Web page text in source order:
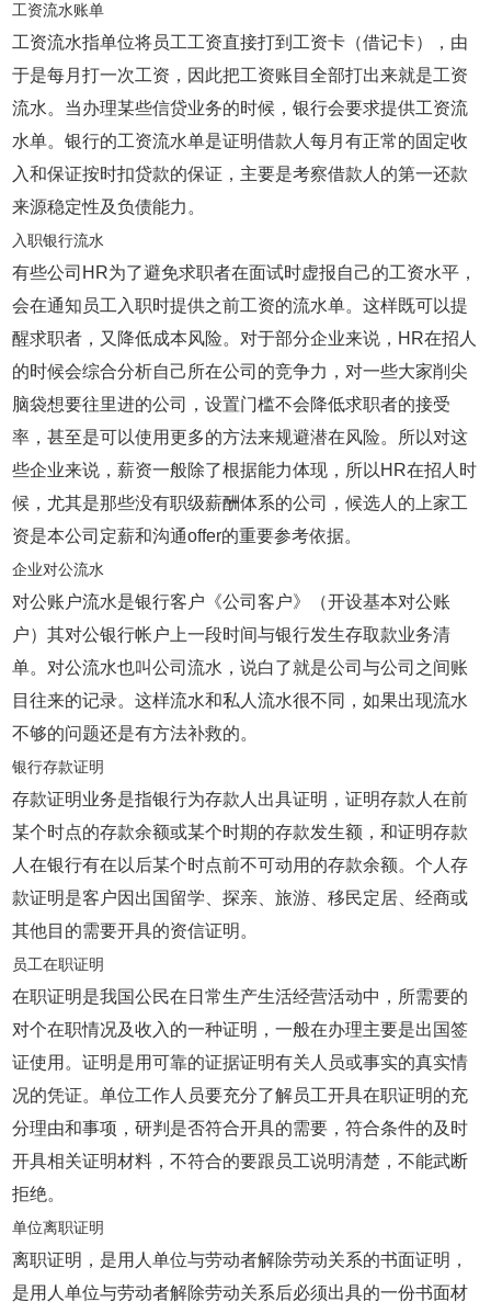
工资流水账单
工资流水指单位将员工工资直接打到工资卡（借记卡），由
于是每月打一次工资，因此把工资账目全部打出来就是工资
流水。当办理某些信贷业务的时候，银行会要求提供工资流
水单。银行的工资流水单是证明借款人每月有正常的固定收
入和保证按时扣贷款的保证，主要是考察借款人的第一还款
来源稳定性及负债能力。
入职银行流水
有些公司HR为了避免求职者在面试时虚报自己的工资水平，
会在通知员工入职时提供之前工资的流水单。这样既可以提
醒求职者，又降低成本风险。对于部分企业来说，HR在招人
的时候会综合分析自己所在公司的竞争力，对一些大家削尖
脑袋想要往里进的公司，设置门槛不会降低求职者的接受
率，甚至是可以使用更多的方法来规避潜在风险。所以对这
些企业来说，薪资一般除了根据能力体现，所以HR在招人时
候，尤其是那些没有职级薪酬体系的公司，候选人的上家工
资是本公司定薪和沟通offer的重要参考依据。
企业对公流水
对公账户流水是银行客户《公司客户》（开设基本对公账
户）其对公银行帐户上一段时间与银行发生存取款业务清
单。对公流水也叫公司流水，说白了就是公司与公司之间账
目往来的记录。这样流水和私人流水很不同，如果出现流水
不够的问题还是有方法补救的。
银行存款证明
存款证明业务是指银行为存款人出具证明，证明存款人在前
某个时点的存款余额或某个时期的存款发生额，和证明存款
人在银行有在以后某个时点前不可动用的存款余额。个人存
款证明是客户因出国留学、探亲、旅游、移民定居、经商或
其他目的需要开具的资信证明。
员工在职证明
在职证明是我国公民在日常生产生活经营活动中，所需要的
对个在职情况及收入的一种证明，一般在办理主要是出国签
证使用。证明是用可靠的证据证明有关人员或事实的真实情
况的凭证。单位工作人员要充分了解员工开具在职证明的充
分理由和事项，研判是否符合开具的需要，符合条件的及时
开具相关证明材料，不符合的要跟员工说明清楚，不能武断
拒绝。
单位离职证明
离职证明，是用人单位与劳动者解除劳动关系的书面证明，
是用人单位与劳动者解除劳动关系后必须出具的一份书面材